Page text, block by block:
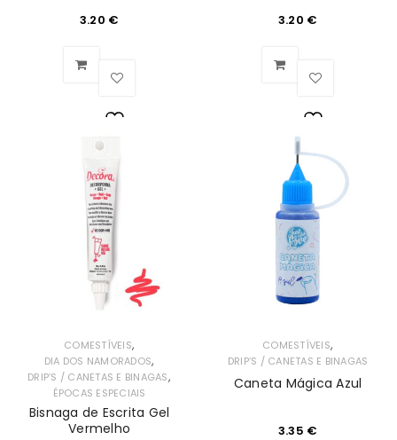
3.20 €
Lista
de
Desejos
3.20 €
Lista
de
Desejos
COMESTÍVEIS,
DIA DOS NAMORADOS,
DRIP’S / CANETAS E BINAGAS,
ÉPOCAS ESPECIAIS
Bisnaga de Escrita Gel
Vermelho
COMESTÍVEIS,
DRIP’S / CANETAS E BINAGAS
Caneta Mágica Azul
3.35 €